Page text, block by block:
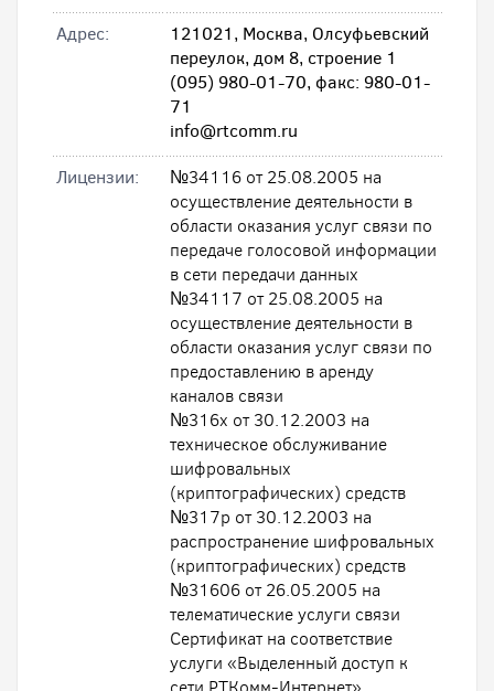
Адрес:
121021, Москва, Олсуфьевский
переулок, дом 8, строение 1
(095) 980-01-70, факс: 980-01-
71
info@rtcomm.ru
Лицензии:
№34116 от 25.08.2005 на
осуществление деятельности в
области оказания услуг связи по
передаче голосовой информации
в сети передачи данных
№34117 от 25.08.2005 на
осуществление деятельности в
области оказания услуг связи по
предоставлению в аренду
каналов связи
№316х от 30.12.2003 на
техническое обслуживание
шифровальных
(криптографических) средств
№317р от 30.12.2003 на
распространение шифровальных
(криптографических) средств
№31606 от 26.05.2005 на
телематические услуги связи
Сертификат на соответствие
услуги «Выделенный доступ к